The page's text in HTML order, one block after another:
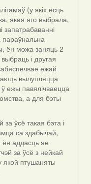
(у якіх ёсць
якая яго выбрала,
запатрабаванні
параўнальна
ён можа заняць 2
і другая
ежай
вылупляцца
ежы павялічваецца
а для бэты
ўсё такая бэта і
са здабычай,
аддасць яе
за ўсё з нейкай
якой птушаняты